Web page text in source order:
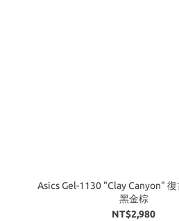
Asics Gel-1130 "Clay Canyon"
黑金棕
NT$2,980